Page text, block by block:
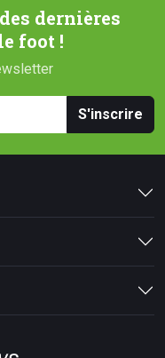
dernières
foot !
S'inscrire